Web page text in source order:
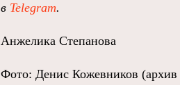
в Telegram.
Анжелика Степанова
Фото: Денис Кожевников